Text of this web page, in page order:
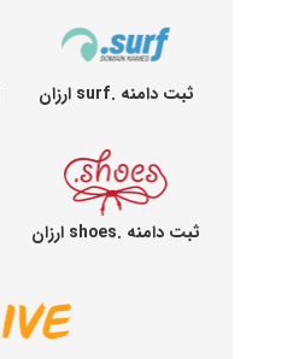
ثبت دامنه .surf ارزان
ثبت دامنه .shoes ارزان